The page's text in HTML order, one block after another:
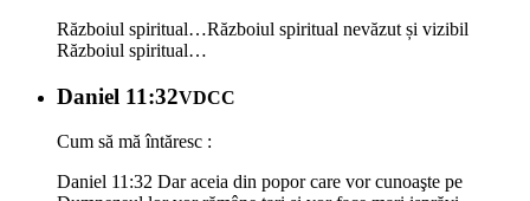
Războiul spiritual…Războiul spiritual nevăzut și vizibil
Războiul spiritual…
Daniel 11:32VDCC
Cum să mă întăresc :
Daniel 11:32 Dar aceia din popor care vor cunoaşte pe